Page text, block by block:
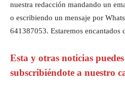
nuestra redacción mandando un
o escribiendo un mensaje por
641387053. Estaremos encantados
Esta y otras noticias
subscribiéndote a nuestro